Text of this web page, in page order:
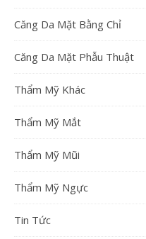
Căng Da Mặt Bằng Chỉ
Căng Da Mặt Phẫu Thuật
Thẩm Mỹ Khác
Thẩm Mỹ Mắt
Thẩm Mỹ Mũi
Thẩm Mỹ Ngực
Tin Tức